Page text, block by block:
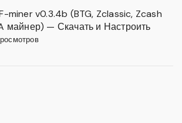
miner v0.3.4b (BTG, Zclassic, Zcash
майнер) — Скачать и Настроить